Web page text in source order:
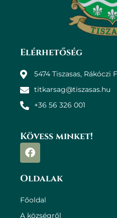
Elérhetőség
5474 Tiszasas, Rákóczi
titkarsag@tiszasas.hu
+36 56 326 001
Kövess minket!
Oldalak
Főoldal
A községről